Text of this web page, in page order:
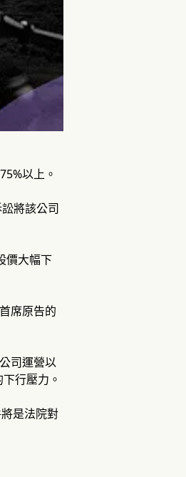
以上。
將該公司
價大幅下
席原告的
司運營以
行壓力。
是法院對